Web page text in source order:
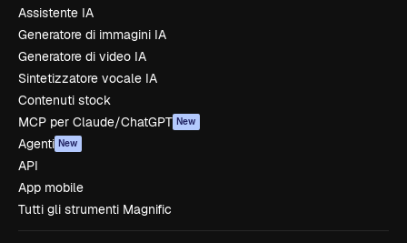
Assistente IA
Generatore di immagini IA
Generatore di video IA
Sintetizzatore vocale IA
Contenuti stock
MCP per Claude/ChatGPT New
Agenti New
API
App mobile
Tutti gli strumenti Magnific